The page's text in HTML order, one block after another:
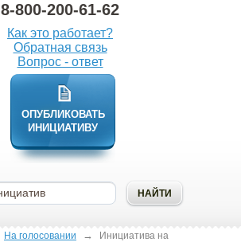
8-800-200-61-62
Как это работает?
Обратная связь
Вопрос - ответ
ОПУБЛИКОВАТЬ
ИНИЦИАТИВУ
На голосовании →
Инициатива на